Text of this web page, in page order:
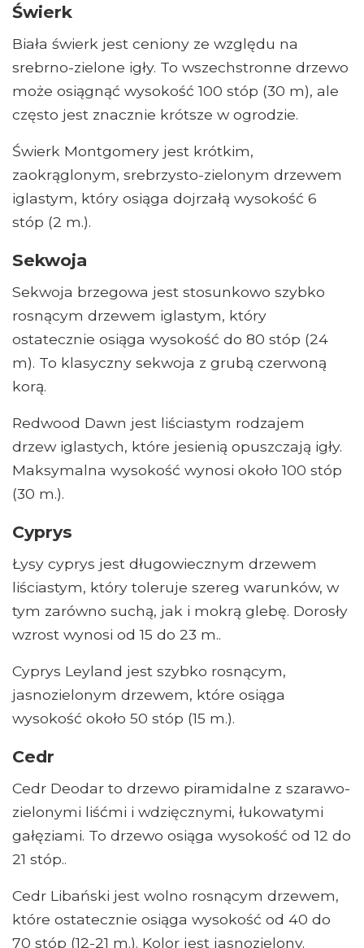
Świerk
Biała świerk jest ceniony ze względu na
srebrno-zielone igły. To wszechstronne drzewo
może osiągnąć wysokość 100 stóp (30 m), ale
często jest znacznie krótsze w ogrodzie.
Świerk Montgomery jest krótkim,
zaokrąglonym, srebrzysto-zielonym drzewem
iglastym, który osiąga dojrzałą wysokość 6
stóp (2 m.).
Sekwoja
Sekwoja brzegowa jest stosunkowo szybko
rosnącym drzewem iglastym, który
ostatecznie osiąga wysokość do 80 stóp (24
m). To klasyczny sekwoja z grubą czerwoną
korą.
Redwood Dawn jest liściastym rodzajem
drzew iglastych, które jesienią opuszczają igły.
Maksymalna wysokość wynosi około 100 stóp
(30 m.).
Cyprys
Łysy cyprys jest długowiecznym drzewem
liściastym, który toleruje szereg warunków, w
tym zarówno suchą, jak i mokrą glebę. Dorosły
wzrost wynosi od 15 do 23 m..
Cyprys Leyland jest szybko rosnącym,
jasnozielonym drzewem, które osiąga
wysokość około 50 stóp (15 m.).
Cedr
Cedr Deodar to drzewo piramidalne z szarawo-
zielonymi liśćmi i wdzięcznymi, łukowatymi
gałęziami. To drzewo osiąga wysokość od 12 do
21 stóp..
Cedr Libański jest wolno rosnącym drzewem,
które ostatecznie osiąga wysokość od 40 do
70 stóp (12-21 m.). Kolor jest jasnozielony.